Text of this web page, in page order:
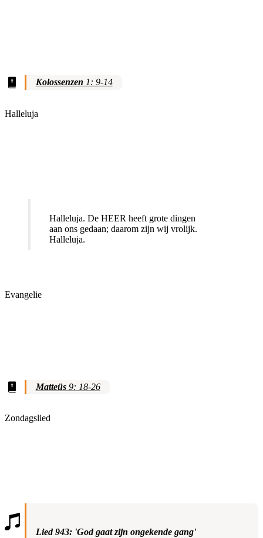
Kolossenzen 1: 9-14
Halleluja
Halleluja. De HEER heeft grote dingen
aan ons gedaan; daarom zijn wij vrolijk.
Halleluja.
Evangelie
Matteüs9: 18-26
Zondagslied
Lied 943: 'God gaat zijn ongekende gang'